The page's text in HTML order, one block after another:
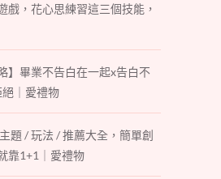
戲，花心思練習這三個技能，
】畢業不告白在一起x告白不
｜愛禮物
題 / 玩法 / 推薦大全，簡單創
靠1+1｜愛禮物